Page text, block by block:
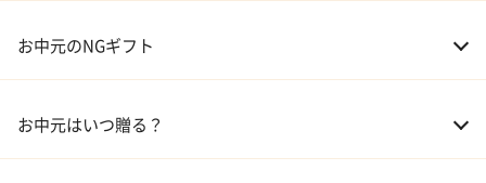
02 兄弟、姉妹 3,000～5,000円
お中元のNGギフト
お中元はいつ贈る？